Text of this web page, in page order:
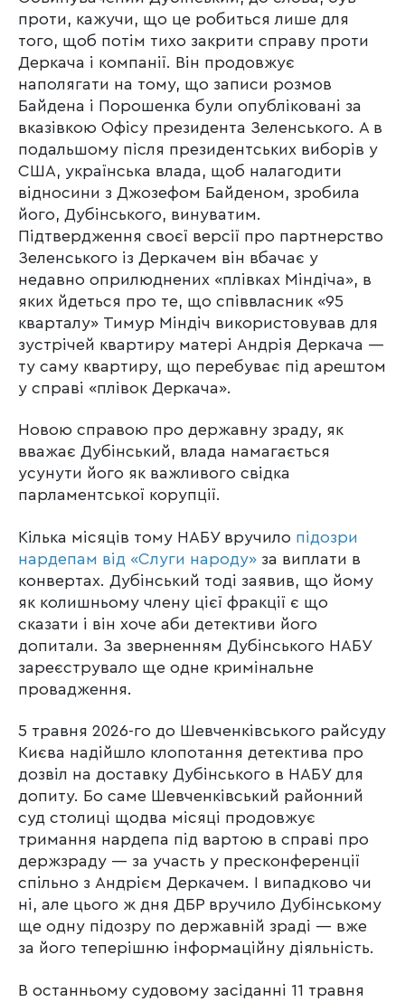
проти, кажучи, що це робиться лише для
того, щоб потім тихо закрити справу проти
Деркача і компанії. Він продовжує
наполягати на тому, що записи розмов
Байдена і Порошенка були опубліковані за
вказівкою Офісу президента Зеленського. А в
подальшому після президентських виборів у
США, українська влада, щоб налагодити
відносини з Джозефом Байденом, зробила
його, Дубінського, винуватим.
Підтвердження своєї версії про партнерство
Зеленського із Деркачем він вбачає у
недавно оприлюднених «плівках Міндіча», в
яких йдеться про те, що співвласник «95
кварталу» Тимур Міндіч використовував для
зустрічей квартиру матері Андрія Деркача —
ту саму квартиру, що перебуває під арештом
у справі «плівок Деркача».
Новою справою про державну зраду, як
вважає Дубінський, влада намагається
усунути його як важливого свідка
парламентської корупції.
Кілька місяців тому НАБУ вручило підозри
нардепам від «Слуги народу» за виплати в
конвертах. Дубінський тоді заявив, що йому
як колишньому члену цієї фракції є що
сказати і він хоче аби детективи його
допитали. За зверненням Дубінського НАБУ
зареєструвало ще одне кримінальне
провадження.
5 травня 2026-го до Шевченківського райсуду
Києва надійшло клопотання детектива про
дозвіл на доставку Дубінського в НАБУ для
допиту. Бо саме Шевченківський районний
суд столиці щодва місяці продовжує
тримання нардепа під вартою в справі про
держзраду — за участь у пресконференції
спільно з Андрієм Деркачем. І випадково чи
ні, але цього ж дня ДБР вручило Дубінському
ще одну підозру по державній зраді — вже
за його теперішню інформаційну діяльність.
В останньому судовому засіданні 11 травня